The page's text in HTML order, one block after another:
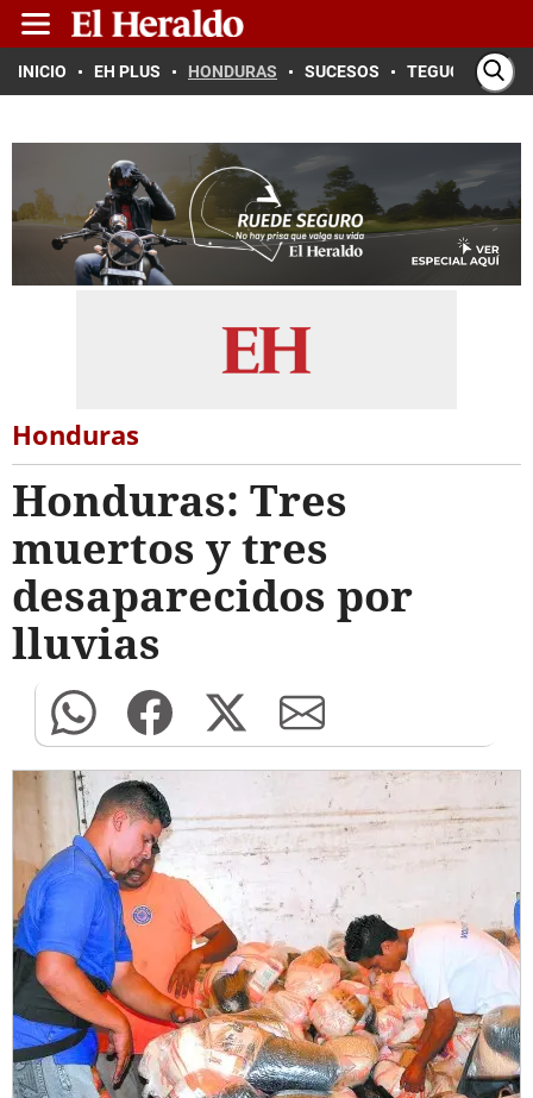
INICIO EH PLUS HONDURAS SUCESOS TEGUCIGALPA
Honduras
Honduras: Tres
muertos y tres
desaparecidos por
lluvias